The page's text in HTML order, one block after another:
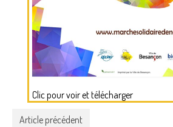
Clic pour voir et télécharger
Article précédent